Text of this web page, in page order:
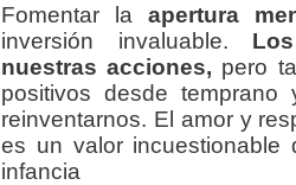
Fomentar laapertura
inversión invaluable.
nuestras acciones, pero
positivos desde
reinventarnos. El amor y
es un valor
infancia